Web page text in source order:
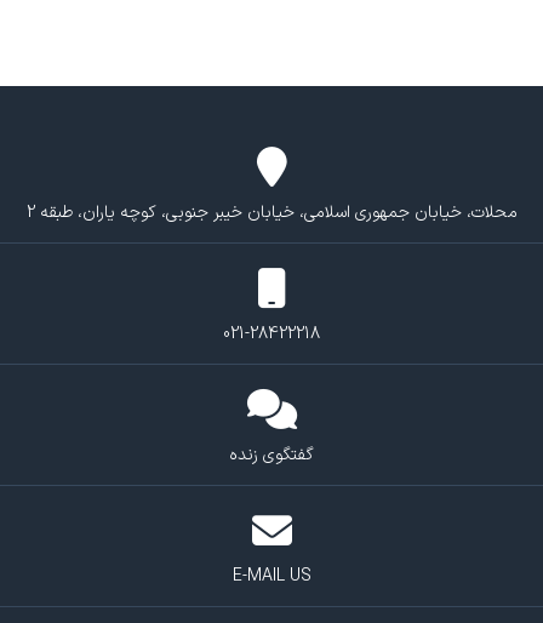
محلات، خیابان جمهوری اسلامی، خیابان خیبر جنوبی، کوچه یاران، طبقه 2
021-28422218
گفتگوی زنده
E-MAIL US